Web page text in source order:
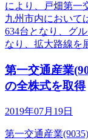
により、戸畑第一
九州市内において
634台となり、グ
なり、拡大路線を
第一交通産業
の全株式を取得
2019年07月19日
第一交通産業